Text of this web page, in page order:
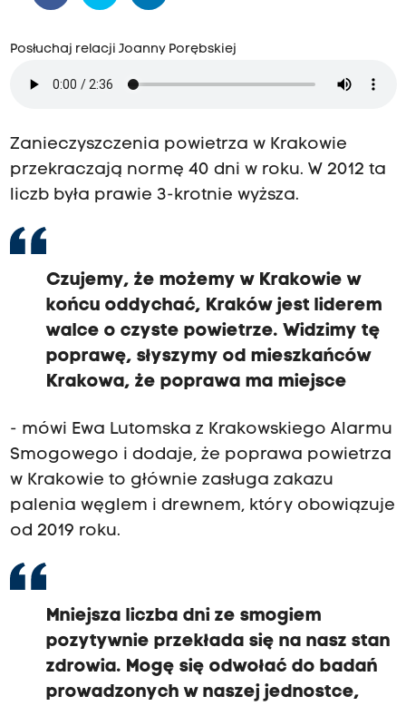
Posłuchaj relacji Joanny Porębskiej
Zanieczyszczenia powietrza w Krakowie
przekraczają normę 40 dni w roku. W 2012 ta
liczb była prawie 3-krotnie wyższa.
Czujemy, że możemy w Krakowie w
końcu oddychać, Kraków jest liderem
walce o czyste powietrze. Widzimy tę
poprawę, słyszymy od mieszkańców
Krakowa, że poprawa ma miejsce
- mówi Ewa Lutomska z Krakowskiego Alarmu
Smogowego i dodaje, że poprawa powietrza
w Krakowie to głównie zasługa zakazu
palenia węglem i drewnem, który obowiązuje
od 2019 roku.
Mniejsza liczba dni ze smogiem
pozytywnie przekłada się na nasz stan
zdrowia. Mogę się odwołać do badań
prowadzonych w naszej jednostce,